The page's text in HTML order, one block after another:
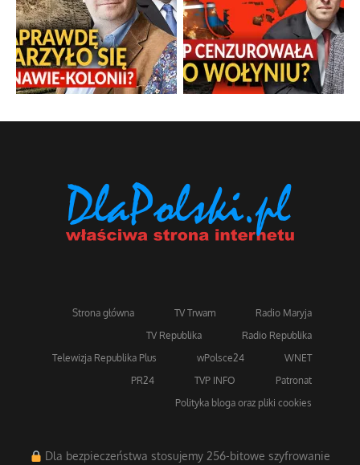
Strona główna TV Trwam
Radio Maryja
TV Republika
Radio Republika
Telewizja Republika Plus
wPolsce24
WNET
PR24
TVP INFO
Patronat
Polityka bloga oraz pliki cookies
Dla bezpieczeństwa stosujemy 256-bitowe szyfrowanie